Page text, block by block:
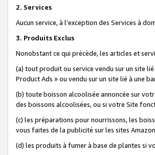
2. Services
Aucun service, à l'exception des Services à
3. Produits Exclus
Nonobstant ce qui précède, les articles et
(a) tout produit ou service vendu sur un site
Product Ads » ou vendu sur un site lié à une
(b) toute boisson alcoolisée annoncée sur
des boissons alcoolisées, ou si votre Site
(c) les préparations pour nourrissons, les
vous faites de la publicité sur les sites
(d) les produits à fumer à base de plantes si